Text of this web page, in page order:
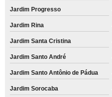
Jardim Progresso
Jardim Rina
Jardim Santa Cristina
Jardim Santo André
Jardim Santo Antônio de Pádua
Jardim Sorocaba